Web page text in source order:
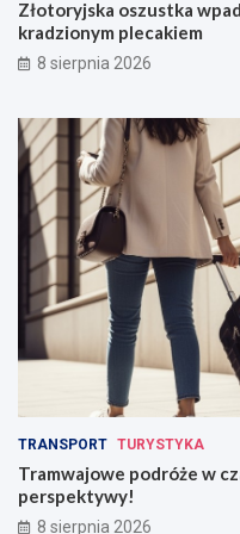
d
ł
a
n
g
o
r
c
z
u
z
r
a
d
i
e
:
O
k
r
y
W
a
o
w
p
e
Złotoryjska oszustka
kradzionym plecakiem
8 sierpnia 2026
TRANSPORT TURYSTYKA
Tramwajowe podróże w
perspektywy!
8 sierpnia 2026